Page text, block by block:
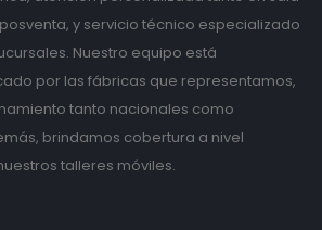
y servicio técnico especializado
Nuestro equipo está
por las fábricas que representamos,
tanto nacionales como
brindamos cobertura a nivel
talleres móviles.